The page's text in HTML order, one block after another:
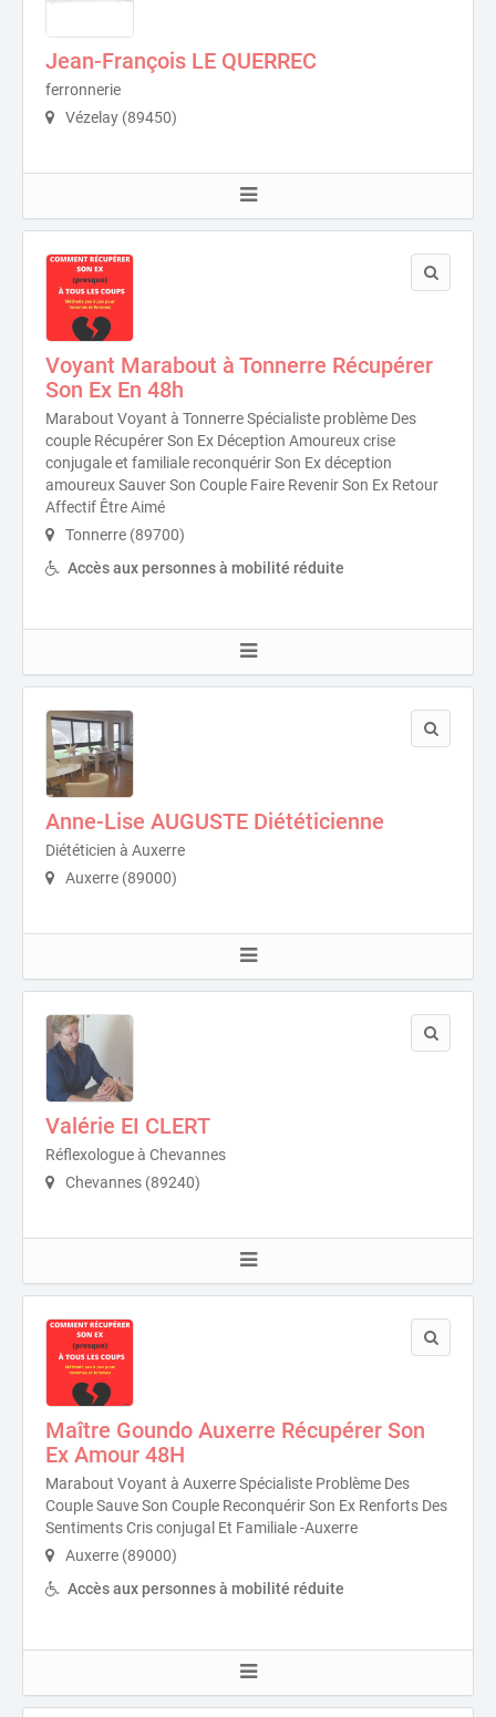
Jean-François LE QUERREC
ferronnerie
Vézelay (89450)
Voyant Marabout à Tonnerre Récupérer
Son Ex En 48h
Marabout Voyant à Tonnerre Spécialiste problème Des
couple Récupérer Son Ex Déception Amoureux crise
conjugale et familiale reconquérir Son Ex déception
amoureux Sauver Son Couple Faire Revenir Son Ex Retour
Affectif Être Aimé
Tonnerre (89700)
Accès aux personnes à mobilité réduite
Anne-Lise AUGUSTE Diététicienne
Diététicien à Auxerre
Auxerre (89000)
Valérie EI CLERT
Réflexologue à Chevannes
Chevannes (89240)
Maître Goundo Auxerre Récupérer Son
Ex Amour 48H
Marabout Voyant à Auxerre Spécialiste Problème Des
Couple Sauve Son Couple Reconquérir Son Ex Renforts Des
Sentiments Cris conjugal Et Familiale -Auxerre
Auxerre (89000)
Accès aux personnes à mobilité réduite